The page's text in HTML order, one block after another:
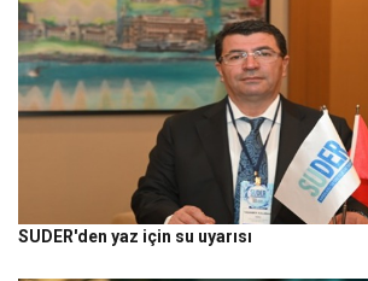
SUDER'den yaz için su uyarısı